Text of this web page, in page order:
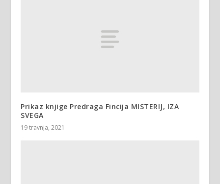
Prikaz knjige Predraga Fincija MISTERIJ, IZA
SVEGA
19 travnja, 2021